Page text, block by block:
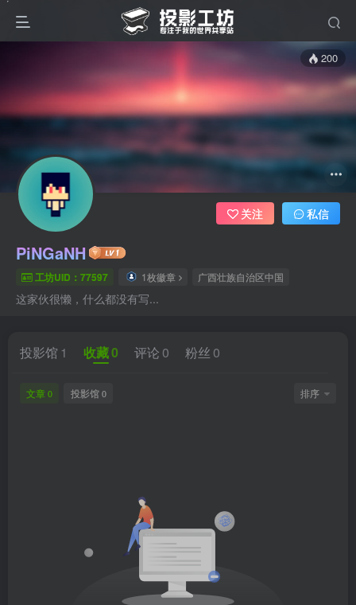
200
PiNGaNH
工坊UID：77597 1枚徽章 广西壮族自治区中国
这家伙很懒，什么都没有写...
关注 私信
投影馆 1 收藏0 评论 0 粉丝 0
文章 0 投影馆 0 排序